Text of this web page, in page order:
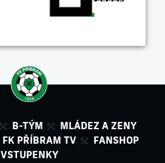
B-TÝM
MLÁDEZ A ZENY
FK PŘÍBRAM TV
FANSHOP
VSTUPENKY